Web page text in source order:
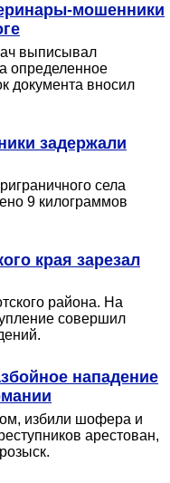
мошенники
выписывал
определенное
документа вносил
задержали
села
9 килограммов
края зарезал
района. На
совершил
нападение
избили шофера и
арестован,